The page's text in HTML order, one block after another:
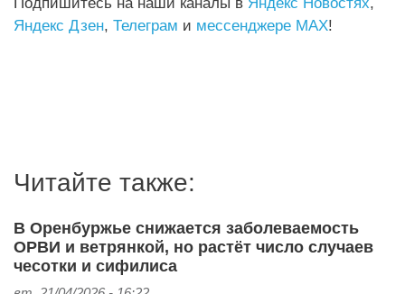
Яндекс Дзен, Телеграм и мессенджере MAX!
Читайте также:
В Оренбуржье снижается заболеваемость
ОРВИ и ветрянкой, но растёт число случаев
чесотки и сифилиса